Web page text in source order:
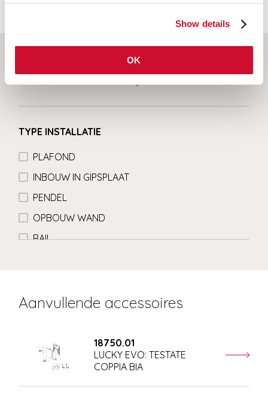
Show details
OK
Selecteer uw product
TYPE INSTALLATIE
PLAFOND
INBOUW IN GIPSPLAAT
PENDEL
OPBOUW WAND
RAIL
Aanvullende accessoires
18750.01
LUCKY EVO: TESTATE
COPPIA BIA